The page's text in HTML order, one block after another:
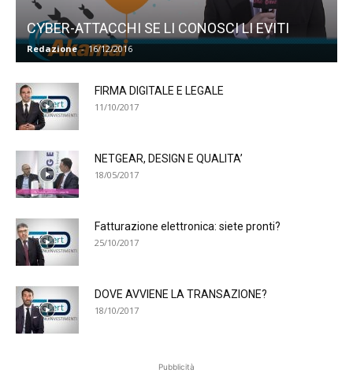
CYBER-ATTACCHI SE LI CONOSCI LI EVITI
Redazione - 16/12/2016
FIRMA DIGITALE E LEGALE
11/10/2017
NETGEAR, DESIGN E QUALITA’
18/05/2017
Fatturazione elettronica: siete pronti?
25/10/2017
DOVE AVVIENE LA TRANSAZIONE?
18/10/2017
Pubblicità